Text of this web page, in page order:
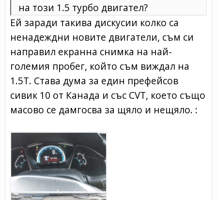
на този 1.5 турбо двигател?
Ей заради такива дискусии колко са
ненадеждни новите двигатели, съм си
направил екранна снимка на най-
големия пробег, който съм виждал на
1.5Т. Става дума за един префейсов
сивик 10 от Канада и със CVT, което също
масово се дамгосва за щяло и нещяло. :